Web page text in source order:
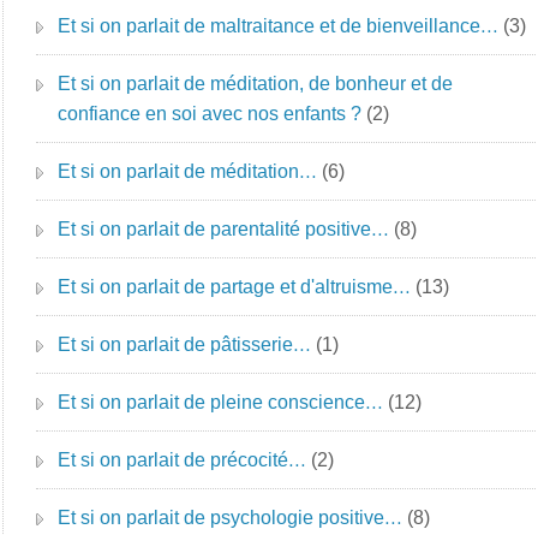
Et si on parlait de maltraitance et de bienveillance… (3)
Et si on parlait de méditation, de bonheur et de
confiance en soi avec nos enfants ? (2)
Et si on parlait de méditation… (6)
Et si on parlait de parentalité positive… (8)
Et si on parlait de partage et d'altruisme… (13)
Et si on parlait de pâtisserie… (1)
Et si on parlait de pleine conscience… (12)
Et si on parlait de précocité… (2)
Et si on parlait de psychologie positive… (8)